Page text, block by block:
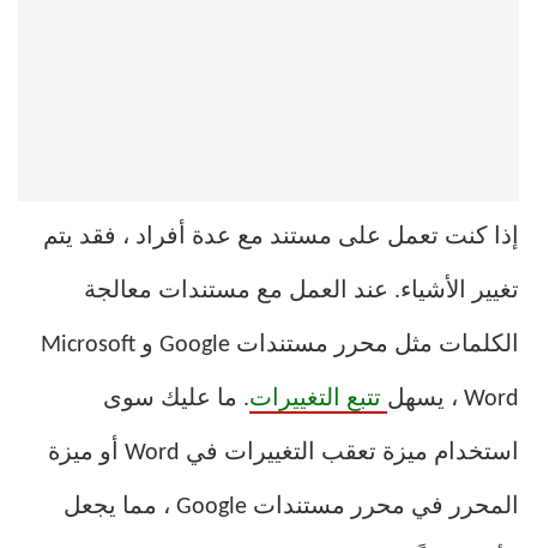
إذا كنت تعمل على مستند مع عدة أفراد ، فقد يتم
تغيير الأشياء. عند العمل مع مستندات معالجة
الكلمات مثل محرر مستندات Google و Microsoft
Word ، يسهل تتبع التغييرات. ما عليك سوى
استخدام ميزة تعقب التغييرات في Word أو ميزة
المحرر في محرر مستندات Google ، مما يجعل